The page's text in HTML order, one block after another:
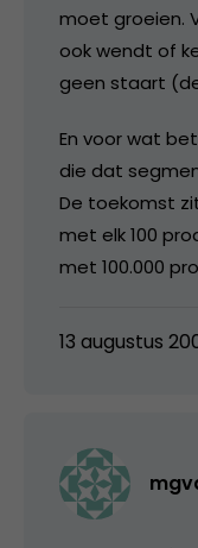
moet groeien.
ook wendt of
geen staart
En voor wat
die dat
De toekomst
met elk 100
met 100.000
13 augustus